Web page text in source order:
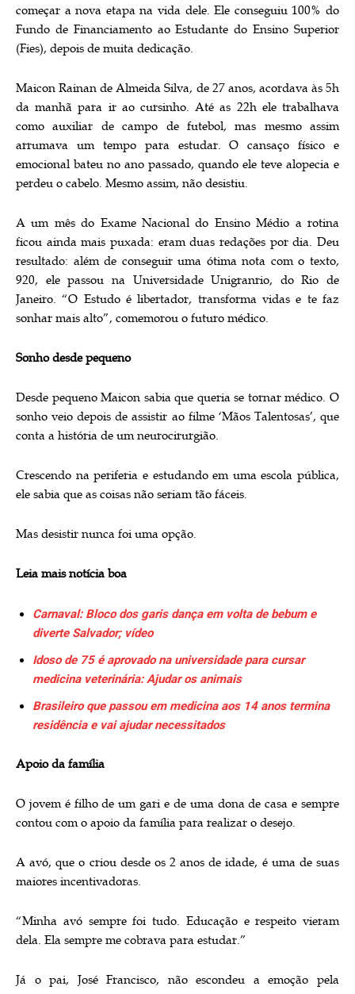
começar a nova etapa na vida dele. Ele conseguiu 100% do
Fundo de Financiamento ao Estudante do Ensino Superior
(Fies), depois de muita dedicação.
Maicon Rainan de Almeida Silva, de 27 anos, acordava às 5h
da manhã para ir ao cursinho. Até as 22h ele trabalhava
como auxiliar de campo de futebol, mas mesmo assim
arrumava um tempo para estudar. O cansaço físico e
emocional bateu no ano passado, quando ele teve alopecia e
perdeu o cabelo. Mesmo assim, não desistiu.
A um mês do Exame Nacional do Ensino Médio a rotina
ficou ainda mais puxada: eram duas redações por dia. Deu
resultado: além de conseguir uma ótima nota com o texto,
920, ele passou na Universidade Unigranrio, do Rio de
Janeiro. “O Estudo é libertador, transforma vidas e te faz
sonhar mais alto”, comemorou o futuro médico.
Sonho desde pequeno
Desde pequeno Maicon sabia que queria se tornar médico. O
sonho veio depois de assistir ao filme ‘Mãos Talentosas’, que
conta a história de um neurocirurgião.
Crescendo na periferia e estudando em uma escola pública,
ele sabia que as coisas não seriam tão fáceis.
Mas desistir nunca foi uma opção.
Leia mais notícia boa
Carnaval: Bloco dos garis dança em volta de bebum e
diverte Salvador; vídeo
Idoso de 75 é aprovado na universidade para cursar
medicina veterinária: Ajudar os animais
Brasileiro que passou em medicina aos 14 anos termina
residência e vai ajudar necessitados
Apoio da família
O jovem é filho de um gari e de uma dona de casa e sempre
contou com o apoio da família para realizar o desejo.
A avó, que o criou desde os 2 anos de idade, é uma de suas
maiores incentivadoras.
“Minha avó sempre foi tudo. Educação e respeito vieram
dela. Ela sempre me cobrava para estudar.”
Já o pai, José Francisco, não escondeu a emoção pela